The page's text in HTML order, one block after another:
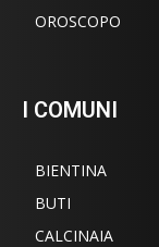
OROSCOPO
I COMUNI
BIENTINA
BUTI
CALCINAIA